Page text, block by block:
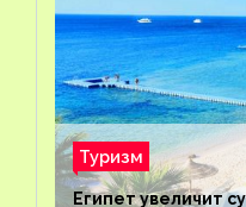
Туризм
Египет увеличит